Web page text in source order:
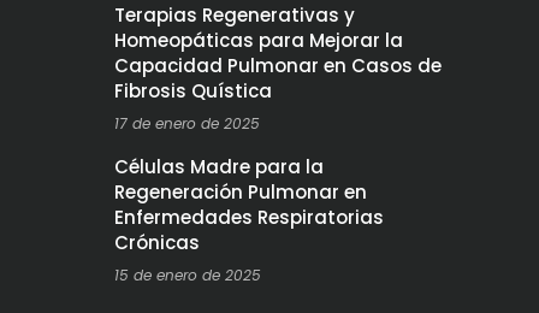
Terapias Regenerativas y
Homeopáticas para Mejorar la
Capacidad Pulmonar en Casos de
Fibrosis Quística
17 de enero de 2025
Células Madre para la
Regeneración Pulmonar en
Enfermedades Respiratorias
Crónicas
15 de enero de 2025